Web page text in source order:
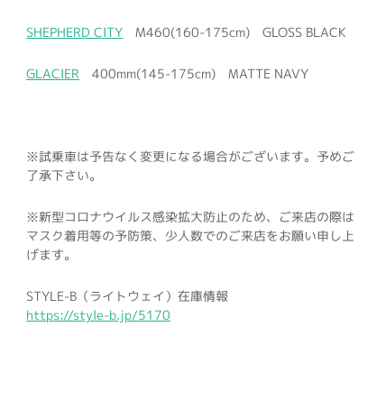
SHEPHERD CITY M460(160-175cm) GLOSS BLACK
GLACIER 400mm(145-175cm) MATTE NAVY
※試乗車は予告なく変更になる場合がございます。予めご
了承下さい。
※新型コロナウイルス感染拡大防止のため、ご来店の際は
マスク着用等の予防策、少人数でのご来店をお願い申し上
げます。
STYLE-B（ライトウェイ）在庫情報
https://style-b.jp/5170